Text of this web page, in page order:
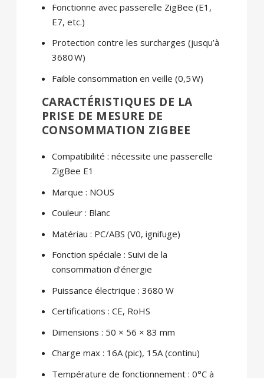
Fonctionne avec passerelle ZigBee (E1,
E7, etc.)
Protection contre les surcharges (jusqu’à
3680 W)
Faible consommation en veille (0,5 W)
CARACTÉRISTIQUES DE LA
PRISE DE MESURE DE
CONSOMMATION ZIGBEE
Compatibilité : nécessite une passerelle
ZigBee E1
Marque : NOUS
Couleur : Blanc
Matériau : PC/ABS (V0, ignifuge)
Fonction spéciale : Suivi de la
consommation d’énergie
Puissance électrique : 3680 W
Certifications : CE, RoHS
Dimensions : 50 × 56 × 83 mm
Charge max : 16A (pic), 15A (continu)
Température de fonctionnement : 0°C à